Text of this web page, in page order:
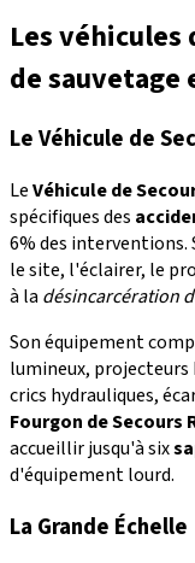
Les
de sauvetage
Le Véhicule de
LeVéhicule de
spécifiques des
6% des interventions.
le site, l'éclairer, le
à la désincarcération
Son équipement
lumineux,
crics hydrauliques,
Fourgon de Secours
accueillir jusqu'à six
d'équipement lourd.
La Grande Échelle